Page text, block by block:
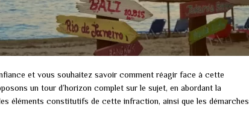
et vous souhaitez savoir comment réagir face à cette
un tour d’horizon complet sur le sujet, en abordant la
éléments constitutifs de cette infraction, ainsi que les démarches